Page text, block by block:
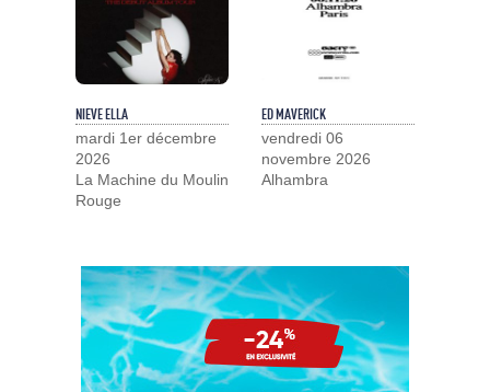
NIEVE ELLA
mardi 1er décembre
2026
La Machine du Moulin
Rouge
ED MAVERICK
vendredi 06
novembre 2026
Alhambra